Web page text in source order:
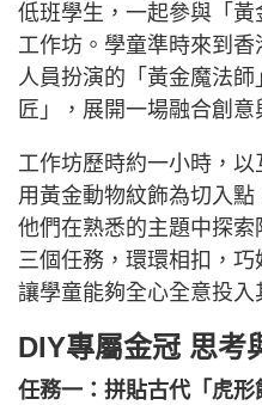
低班學生，一起參與「
工作坊。學童準時來到
人員扮演的「黃金魔法
匠」，展開一場融合創
工作坊歷時約一小時，以
用黃金動物紋飾為切入
他們在熟悉的主題中探
三個任務，環環相扣，巧
讓學童能夠全心全意投入
DIY專屬金冠 思考
任務一：拼貼古代「虎形